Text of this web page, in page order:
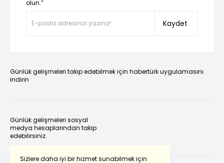
Sizlere daha iyi bir hizmet sunabilmek için
olun.”
Kaydet
Günlük gelişmeleri takip edebilmek için habertürk uygulamasını
indirin
Günlük gelişmeleri sosyal
medya hesaplarından takip
edebilirsiniz.